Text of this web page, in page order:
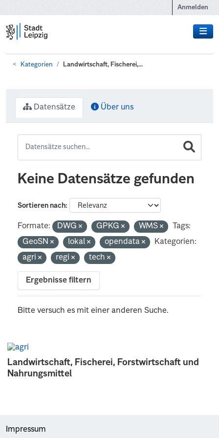
Anmelden
Kategorien Landwirtschaft, Fischerei,...
Landwirtschaft, Fischerei, Forstwirtschaft und
Nahrungsmittel
Datensätze Über uns
Keine Datensätze gefunden
Sortieren nach
Formate: DWG GPKG WMS
Tags:
GeoSN
lokal opendata
Kategorien:
agri
regi tech
Ergebnisse filtern
Bitte versuch es mit einer anderen Suche.
Impressum